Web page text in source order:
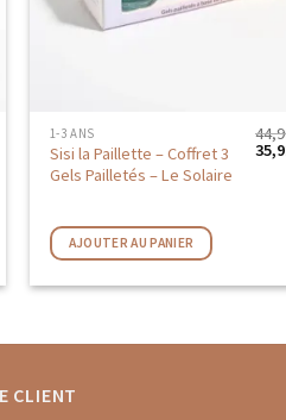
1-3 ANS
Sisi la Paillette – Coffret 3
Gels Pailletés – Le Solaire
Le
prix
AJOUTER AU PANIER
CLIENT